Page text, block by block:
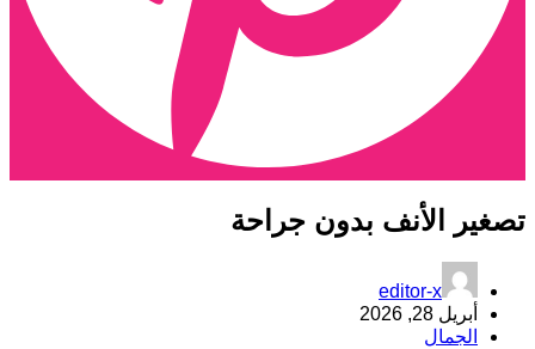
الأنف بدون جراحة
editor-x
أبريل 28, 2026
الجمال